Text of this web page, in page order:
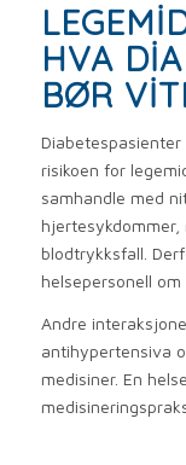
HVA
BØR
risikoen for
samhandle med
blodtrykksfall.
helsepersonell
Andre
antihypertensiva
medisiner. En